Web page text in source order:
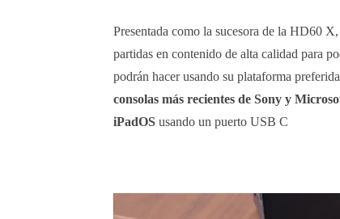
Presentada como la sucesora de la HD60
partidas en contenido de alta calidad para
podrán hacer usando su plataforma
consolas más recientes de Sony y
iPadOS usando un puerto USB C